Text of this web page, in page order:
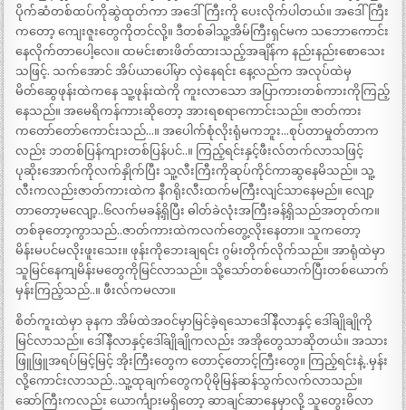
ပိုက်ဆံတစ်ထပ်ကိုဆွဲထုတ်ကာ အဒေါ်ကြီးကို ပေးလိုက်ပါတယ်။ အဒေါ်ကြီး
ကတော့ ကျေးဇူးတွေကိုတင်လို့။ ဒီတစ်ခါသူ့အိမ်ကြီးရှင်မက သဘောကောင်း
နေလိုက်တာပေါ့လေ။ ထမင်းစားဖိတ်ထားသည့်အချိန်က နည်းနည်းစောသေး
သဖြင့်. သက်အောင် အိပ်ယာပေါ်မှာ လှဲနေရင်း နေ့လည်က အလုပ်ထဲမှ
မိတ်ဆွေဖုန်းထဲကနေ သူ့ဖုန်းထဲကို ကူးလာသော အပြာကားတစ်ကားကိုကြည့်
နေသည်။ အမေရိကန်ကားဆိုတော့ အားရစရာကောင်းသည်။ ဇာတ်ကား
ကတော်တော်ကောင်းသည်…။ အပေါက်စုံလိုးရုံမကဘူး…စုပ်တာမှုတ်တာက
လည်း ဘတစ်ပြန်ကျားတစ်ပြန်ပင်..။ ကြည့်ရင်းနှင့်ဖီးလ်တက်လာသဖြင့်
ပုဆိုးအောက်ကိုလက်နှိုက်ပြီး သူ့လီးကြီးကိုဆုပ်ကိုင်ကာဆွနေမိသည်။ သူ့
လီးကလည်းဇာတ်ကားထဲက နီဂရိုးလီးထက်မကြီးလျင်သာနေမည်။ လျော့
တာတော့မလျော့..၆လက်မခန့်ရှိပြီး ဓါတ်ခဲလုံးအကြီးခန့်ရှိသည်အတုတ်က။
တစ်ခုတော့ကွာသည်..ဇာတ်ကားထဲကလက်တွေ့လိုးနေတာ။ သူကတော့
မိန်းမပင်မလိုးဖူးသေး။ ဖုန်းကိုဘေးချရင်း ဂွမ်းတိုက်လိုက်သည်။ အာရုံထဲမှာ
သူမြင်နေကျမိန်းမတွေကိုမြင်လာသည်။ သို့သော်တစ်ယောက်ပြီးတစ်ယောက်
မှန်းကြည့်သည်..။ ဖီးလ်ကမလာ။
စိတ်ကူးထဲမှာ ခုနက အိမ်ထဲအဝင်မှာမြင်ခဲ့ရသောဒေါ်နီလာနှင့် ဒေါ်ချိုချိုကို
မြင်လာသည်။ ဒေါ်နီလာနှင့်ဒေါ်ချိုချိုကလည်း အအိုတွေသာဆိုတယ်။ အသား
ဖြူဖြူအရပ်မြင့်မြင့် အိုးကြီးတွေက တောင့်တောင့်ကြီးတွေ။ ကြည့်ရင်းနဲ့..မှန်း
လို့ကောင်းလာသည်..သူ့ထုချက်တွေကပိုမိုမြန်ဆန်သွက်လက်လာသည်။
ဆော်ကြီးကလည်း ယောင်္ကျားမရှိတော့ ဆာချင်ဆာနေမှာလို့ သူတွေးမိလာ